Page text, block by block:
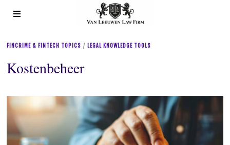
FINCRIME & FINTECH TOPICS / LEGAL KNOWLEDGE TOOLS
Kostenbeheer